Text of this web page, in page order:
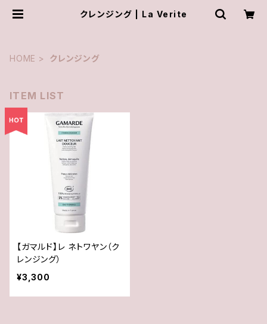
クレンジング | La Verite
HOME クレンジング
ITEM LIST
【ガマルド】レ ネトワヤン（ク
レンジング）
¥3,300